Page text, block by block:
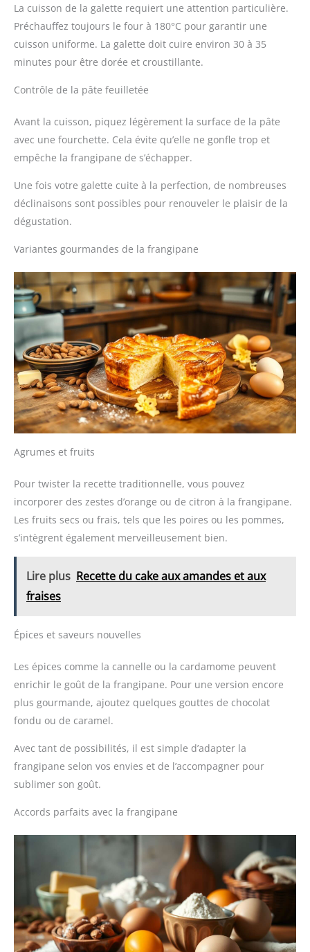
La cuisson de la galette requiert une attention particulière.
Préchauffez toujours le four à 180°C pour garantir une
cuisson uniforme. La galette doit cuire environ 30 à 35
minutes pour être dorée et croustillante.
Contrôle de la pâte feuilletée
Avant la cuisson, piquez légèrement la surface de la pâte
avec une fourchette. Cela évite qu’elle ne gonfle trop et
empêche la frangipane de s’échapper.
Une fois votre galette cuite à la perfection, de nombreuses
déclinaisons sont possibles pour renouveler le plaisir de la
dégustation.
Variantes gourmandes de la frangipane
Agrumes et fruits
Pour twister la recette traditionnelle, vous pouvez
incorporer des zestes d’orange ou de citron à la frangipane.
Les fruits secs ou frais, tels que les poires ou les pommes,
s’intègrent également merveilleusement bien.
Lire plus Recette du cake aux amandes et aux
fraises
Épices et saveurs nouvelles
Les épices comme la cannelle ou la cardamome peuvent
enrichir le goût de la frangipane. Pour une version encore
plus gourmande, ajoutez quelques gouttes de chocolat
fondu ou de caramel.
Avec tant de possibilités, il est simple d’adapter la
frangipane selon vos envies et de l’accompagner pour
sublimer son goût.
Accords parfaits avec la frangipane